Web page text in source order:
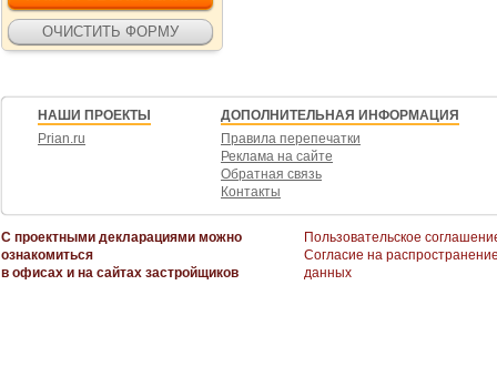
НАШИ ПРОЕКТЫ
Prian.ru
ДОПОЛНИТЕЛЬНАЯ ИНФОРМАЦИЯ
Правила перепечатки
Реклама на сайте
Обратная связь
Контакты
С проектными декларациями можно
ознакомиться
в офисах и на сайтах застройщиков
Пользовательское
Согласие на
данных